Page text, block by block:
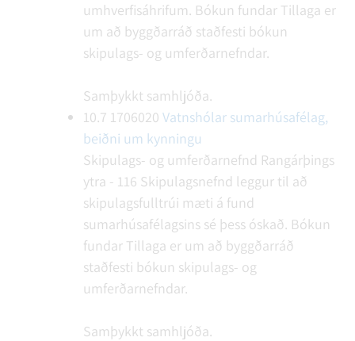
umhverfisáhrifum. Bókun fundar Tillaga er
um að byggðarráð staðfesti bókun
skipulags- og umferðarnefndar.
Samþykkt samhljóða.
10.7 1706020 Vatnshólar sumarhúsafélag,
beiðni um kynningu
Skipulags- og umferðarnefnd Rangárþings
ytra - 116 Skipulagsnefnd leggur til að
skipulagsfulltrúi mæti á fund
sumarhúsafélagsins sé þess óskað. Bókun
fundar Tillaga er um að byggðarráð
staðfesti bókun skipulags- og
umferðarnefndar.
Samþykkt samhljóða.